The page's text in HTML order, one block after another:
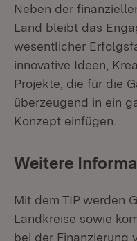
Neben der
Land bleibt das
wesentlicher
innovative Ideen,
Projekte, die für die
überzeugend in ein
Konzept einfügen.
Weitere
Mit dem TIP werden
Landkreise sowie
bei der Finanzierung